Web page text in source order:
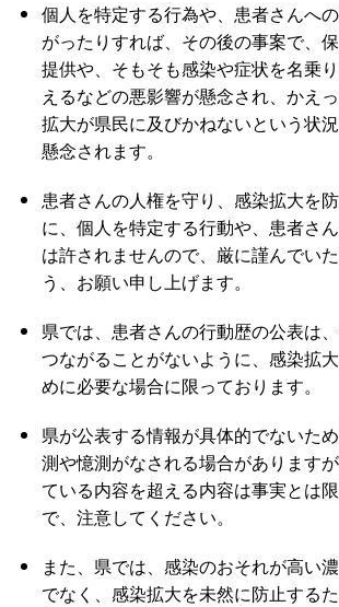
個人を特定する行為や、患者さんへ
がったりすれば、その後の事案で、
提供や、そもそも感染や症状を名乗
えるなどの悪影響が懸念され、かえ
拡大が県民に及びかねないという状
懸念されます。
患者さんの人権を守り、感染拡大を
に、個人を特定する行動や、患者さ
は許されませんので、厳に謹んでい
う、お願い申し上げます。
県では、患者さんの行動歴の公表は
つながることがないように、感染拡
めに必要な場合に限っております。
県が公表する情報が具体的でないた
測や憶測がなされる場合があります
ている内容を超える内容は事実とは
で、注意してください。
また、県では、感染のおそれが高い
でなく、感染拡大を未然に防止する